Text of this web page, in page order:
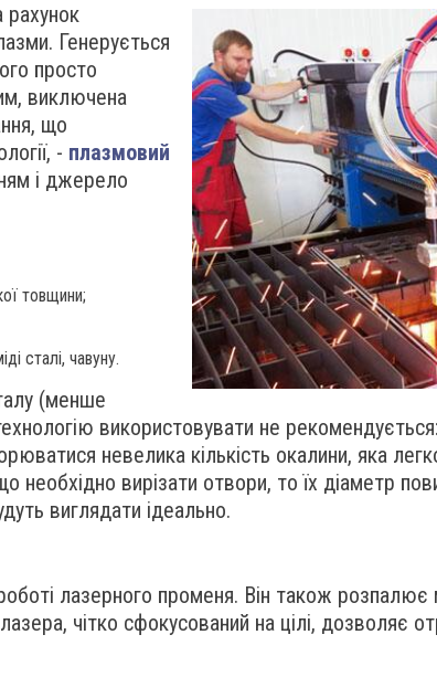
рахунок
Генерується
просто
виключена
що
- плазмовий
і джерело
товщини;
сталі, чавуну.
(менше
використовувати не
невелика кількість окалини, яка
необхідно вирізати отвори, то їх діаметр
виглядати ідеально.
лазерного променя. Він також розпалює
чітко сфокусований на цілі, дозволяє